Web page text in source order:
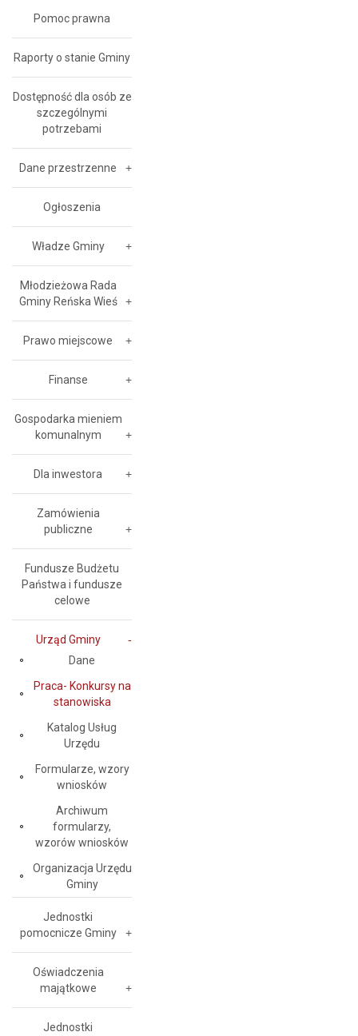
Pomoc prawna
Raporty o stanie Gminy
Dostępność dla osób ze
szczególnymi
potrzebami
Dane przestrzenne
Ogłoszenia
Władze Gminy
Młodzieżowa Rada
Gminy Reńska Wieś
Prawo miejscowe
Finanse
Gospodarka mieniem
komunalnym
Dla inwestora
Zamówienia
publiczne
Fundusze Budżetu
Państwa i fundusze
celowe
Urząd Gminy
Dane
Praca- Konkursy na
stanowiska
Katalog Usług
Urzędu
Formularze, wzory
wniosków
Archiwum
formularzy,
wzorów wniosków
Organizacja Urzędu
Gminy
Jednostki
pomocnicze Gminy
Oświadczenia
majątkowe
Jednostki